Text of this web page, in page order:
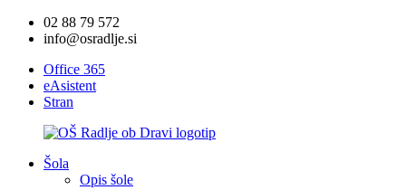
02 88 79 572
info@osradlje.si
Office 365
eAsistent
Stran
Šola
Opis šole